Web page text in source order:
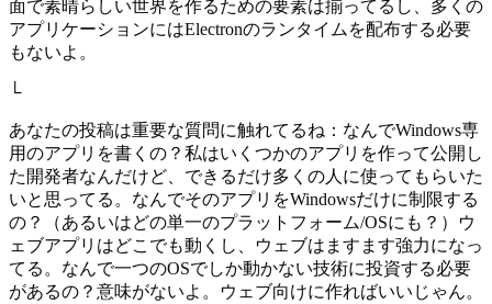
面で素晴らしい世界を作るための要素は揃ってるし、多くの
アプリケーションにはElectronのランタイムを配布する必要
もないよ。
└
あなたの投稿は重要な質問に触れてるね：なんでWindows専
用のアプリを書くの？私はいくつかのアプリを作って公開し
た開発者なんだけど、できるだけ多くの人に使ってもらいた
いと思ってる。なんでそのアプリをWindowsだけに制限する
の？（あるいはどの単一のプラットフォーム/OSにも？）ウ
ェブアプリはどこでも動くし、ウェブはますます強力になっ
てる。なんで一つのOSでしか動かない技術に投資する必要
があるの？意味がないよ。ウェブ向けに作ればいいじゃん。